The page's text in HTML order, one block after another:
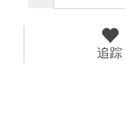
追踪